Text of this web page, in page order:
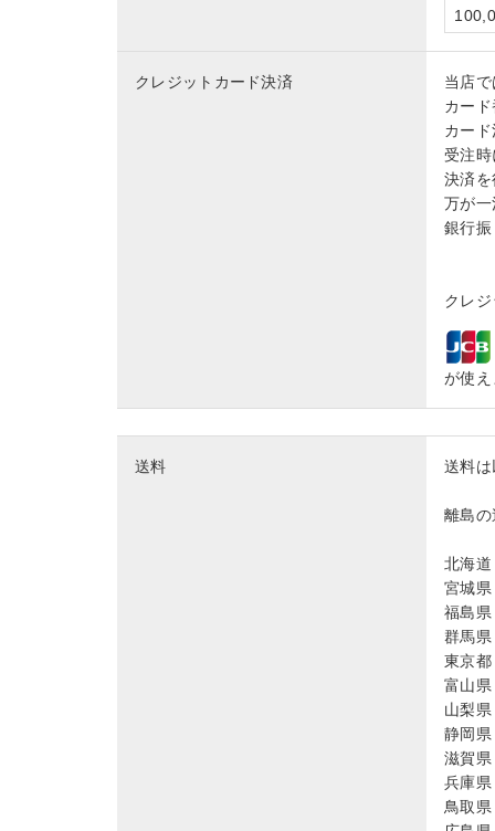
クレジットカード決済
当店
カー
カー
受注
決済
万が
銀行
クレ
が使
送料 送料
離島
北海
宮城
福島
群馬
東京
富山
山梨
静岡
滋賀
兵庫
鳥取